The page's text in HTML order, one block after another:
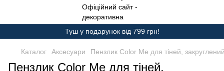
Туш у подарунок від 799 грн!
Каталог Аксесуари Пензлик Color Me для тіней,
Пензлик Color Me для тіней,